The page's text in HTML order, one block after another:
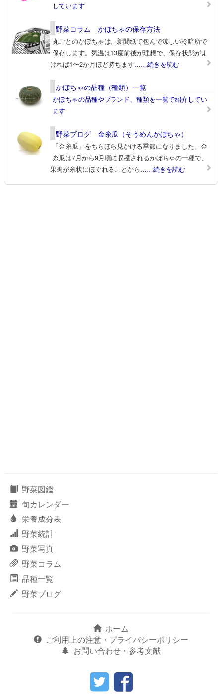
しています
野菜コラム かぼちゃの保存方法
丸ごとのかぼちゃは、新聞紙で包んで涼しい冷暗所で
保存します。気温は13度前後が理想で、保存状態がよ
ければ1〜2か月ほど持ちます……続きを読む
かぼちゃの品種（種類）一覧
かぼちゃの品種やブランド、種類を一覧で紹介してい
ます
野菜ブログ 金糸瓜（そうめんかぼちゃ）
「金糸瓜」をちらほら見かける季節になりました。金
糸瓜は7月から9月頃に収穫されるかぼちゃの一種で、
果肉が糸状にほぐれることから……続きを読む
野菜図鑑
旬カレンダー
栄養成分表
野菜統計
野菜写真
野菜コラム
品種一覧
野菜ブログ
ホーム
ご利用上の注意・プライバシーポリシー
お問い合わせ・参考文献